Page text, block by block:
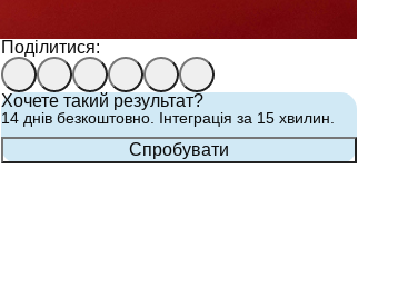
Поділитися:
Хочете такий результат?
14 днів безкоштовно. Інтеграція за 15 хвилин.
Cпробувати